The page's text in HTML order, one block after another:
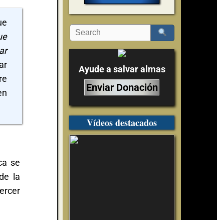
se
la
Ayude a salvar almas
Enviar Donación
Vídeos destacados